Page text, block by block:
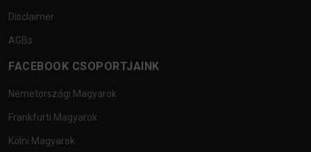
Disclaimer
AGBs
FACEBOOK CSOPORTJAINK
Németországi Magyarok
Frankfurti Magyarok
Kölni Magyarok